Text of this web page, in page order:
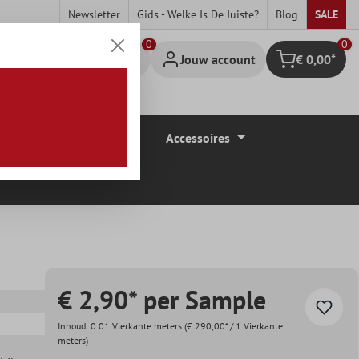
Newsletter Gids - Welke Is De Juiste? Blog SALE
Jouw account Winkelmandje
0
€ 0,00*
Accessoires
€ 2,90* per Sample
Inhoud: 0.01 Vierkante meters (€ 290,00* / 1 Vierkante
meters)